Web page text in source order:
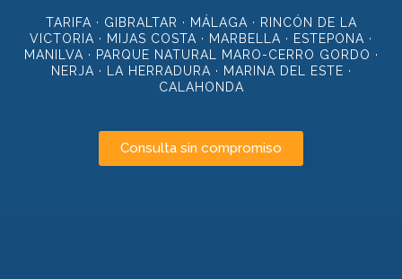
TARIFA · GIBRALTAR · MÁLAGA · RINCÓN DE LA
VICTORIA · MIJAS COSTA · MARBELLA · ESTEPONA ·
MANILVA · PARQUE NATURAL MARO-CERRO GORDO ·
NERJA · LA HERRADURA · MARINA DEL ESTE ·
CALAHONDA
Consulta sin compromiso